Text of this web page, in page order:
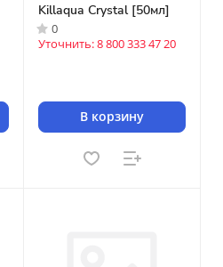
Killaqua Crystal [50мл]
0
Уточнить: 8 800 333 47 20
В корзину